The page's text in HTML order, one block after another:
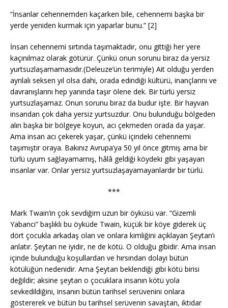
“İnsanlar cehennemden kaçarken bile, cehennemi başka bir
yerde yeniden kurmak için yaparlar bunu.” [2]
İnsan cehennemi sırtında taşımaktadır, onu gittiği her yere
kaçınılmaz olarak götürür. Çünkü onun sorunu biraz da yersiz
yurtsuzlaşamamasıdır.(Deleuze’ün terimiyle) Ait olduğu yerden
ayrılalı seksen yıl olsa dahi, orada edindiği kültürü, inançlarını ve
davranışlarını hep yanında taşır ölene dek. Bir türlü yersiz
yurtsuzlaşamaz. Onun sorunu biraz da budur işte. Bir hayvan
insandan çok daha yersiz yurtsuzdur. Onu bulunduğu bölgeden
alın başka bir bölgeye koyun, acı çekmeden orada da yaşar.
Ama insan acı çekerek yaşar, çünkü içindeki cehennemi
taşımıştır oraya. Bakınız Avrupa’ya 50 yıl önce gitmiş ama bir
türlü uyum sağlayamamış, hâlâ geldiği köydeki gibi yaşayan
insanlar var. Onlar yersiz yurtsuzlaşayamayanlardır bir türlü.
***
Mark Twain’in çok sevdiğim uzun bir öyküsü var. “Gizemli
Yabancı” başlıklı bu öyküde Twain, küçük bir köye giderek üç
dört çocukla arkadaş olan ve onlara kimliğini açıklayan Şeytan’ı
anlatır. Şeytan ne iyidir, ne de kötü. O olduğu gibidir. Ama insan
içinde bulunduğu koşullardan ve hırsından dolayı bütün
kötülüğün nedenidir. Ama Şeytan beklendiği gibi kötü birisi
değildir; aksine şeytan o çocuklara insanın kötü yola
sevkedildiğini, insanın bütün tarihsel serüvenini onlara
göstererek ve bütün bu tarihsel serüvenin savaştan, iktidar